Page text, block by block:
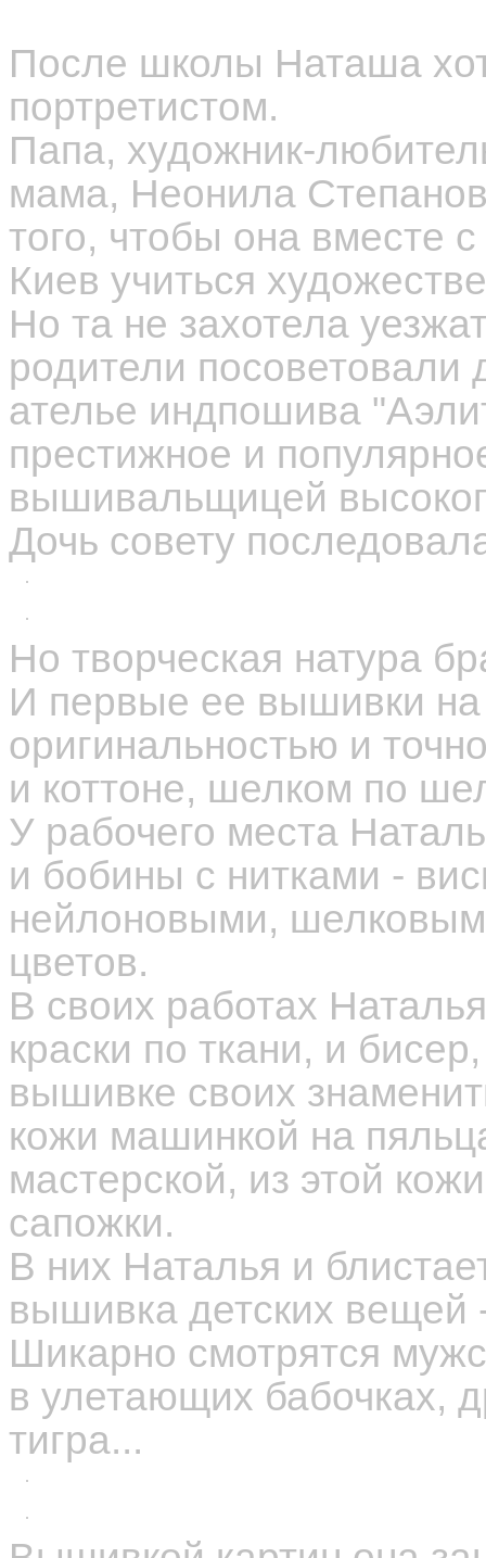
После школы Наташа
портретистом.
Папа, художник-
мама, Неонила
того, чтобы она вместе
Киев учиться
Но та не захотела
родители посоветовали
ателье индпошива
престижное и
вышивальщицей
Дочь совету
Но творческая натура
И первые ее вышивки на
оригинальностью и
и коттоне, шелком по
У рабочего места
и бобины с нитками -
нейлоновыми,
цветов.
В своих работах
краски по ткани, и
вышивке своих
кожи машинкой на
мастерской, из этой
сапожки.
В них Наталья и
вышивка детских вещей
Шикарно смотрятся
в улетающих бабочках,
тигра...